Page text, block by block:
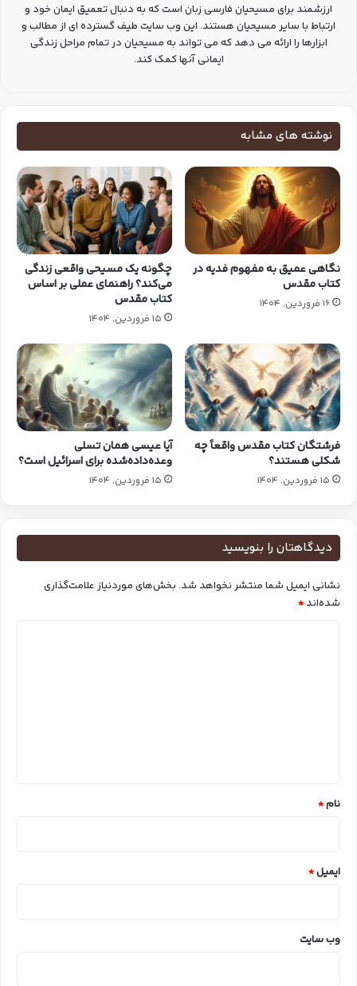
ارزشمند برای مسیحیان فارسی زبان است که به دنبال تعمیق ایمان خود و
ارتباط با سایر مسیحیان هستند. این وب سایت طیف گسترده ای از مطالب و
ابزارها را ارائه می دهد که می تواند به مسیحیان در تمام مراحل زندگی
ایمانی آنها کمک کند.
نوشته های مشابه
نگاهی عمیق به مفهوم فدیه در
کتاب مقدس
16 فروردین, 1404
چگونه یک مسیحی واقعی زندگی
می‌کند؟ راهنمای عملی بر اساس
کتاب مقدس
15 فروردین, 1404
فرشتگان کتاب‌ مقدس واقعاً چه
شکلی هستند؟
15 فروردین, 1404
آیا عیسی همان تسلی
وعده‌داده‌شده برای اسرائیل است؟
15 فروردین, 1404
دیدگاهتان را بنویسید
نشانی ایمیل شما منتشر نخواهد شد. بخش‌های موردنیاز علامت‌گذاری
شده‌اند *
نام*
ایمیل*
وب‌ سایت